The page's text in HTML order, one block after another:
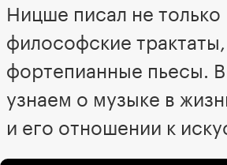
Ницше писал не только
философские
фортепианные пьесы. В
узнаем о музыке в
и его отношении к